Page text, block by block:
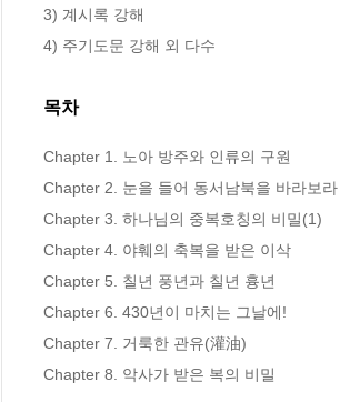
3) 계시록 강해
4) 주기도문 강해 외 다수
목차
Chapter 1. 노아 방주와 인류의 구원
Chapter 2. 눈을 들어 동서남북을 바라보라
Chapter 3. 하나님의 중복호칭의 비밀(1)
Chapter 4. 야훼의 축복을 받은 이삭
Chapter 5. 칠년 풍년과 칠년 흉년
Chapter 6. 430년이 마치는 그날에!
Chapter 7. 거룩한 관유(灌油)
Chapter 8. 악사가 받은 복의 비밀